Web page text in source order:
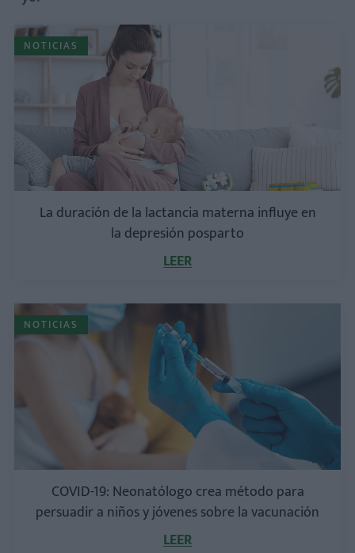
NOTICIAS
La duración de la lactancia materna influye en
la depresión posparto
LEER
NOTICIAS
COVID-19: Neonatólogo crea método para
persuadir a niños y jóvenes sobre la vacunación
LEER